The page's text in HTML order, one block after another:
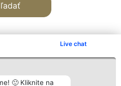
Live chat
🙂 Kliknite na
Kontakt